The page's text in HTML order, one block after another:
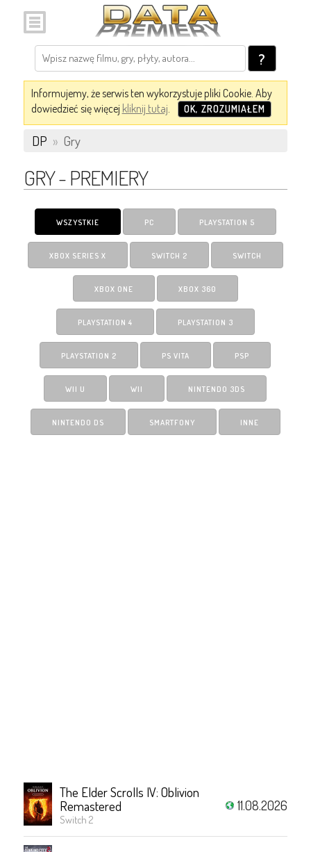
?
Informujemy, że serwis ten wykorzystuje pliki Cookie. Aby
dowiedzieć się więcej kliknij tutaj. OK, ZROZUMIAŁEM
DP » Gry
GRY - PREMIERY
WSZYSTKIE PC PLAYSTATION 5
XBOX SERIES X SWITCH 2 SWITCH
XBOX ONE XBOX 360
PLAYSTATION 4 PLAYSTATION 3
PLAYSTATION 2 PS VITA PSP
WII U WII NINTENDO 3DS
NINTENDO DS SMARTFONY INNE
The Elder Scrolls IV: Oblivion
Remastered
Switch 2
11.08.2026